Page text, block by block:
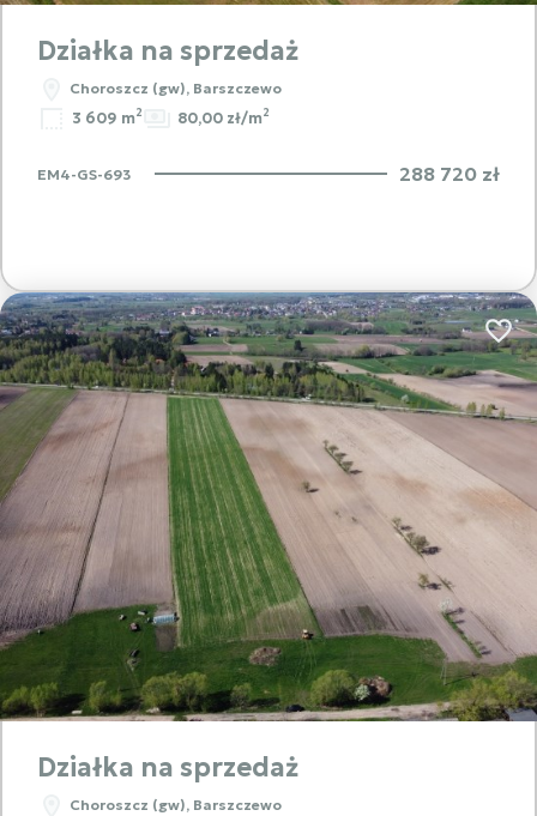
Działka na sprzedaż
Choroszcz (gw), Barszczewo
3 609 m2 80,00 zł/m2
EM4-GS-693 288 720 zł
Działka na sprzedaż
Choroszcz (gw), Barszczewo